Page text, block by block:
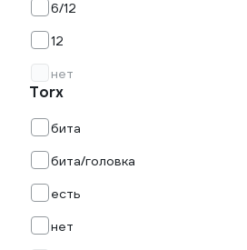
6/12
12
нет
Torx
бита
бита/головка
есть
нет